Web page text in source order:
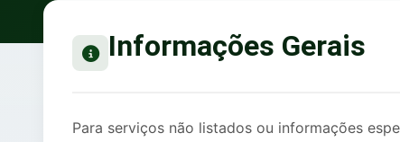
Informações Gerais
Para serviços não listados ou informações